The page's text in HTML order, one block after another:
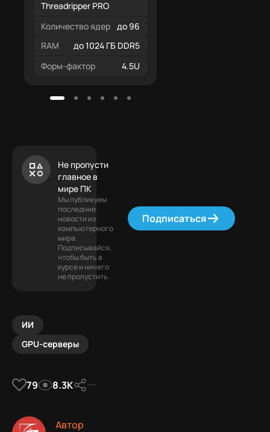
Threadripper PRO
Количество ядер
до 96
RAM
до 1024 ГБ DDR5
Форм-фактор
4.5U
Не пропусти
главное в
мире ПК
Мы публикуем
последние
новости из
компьютерного
мира.
Подписывайся,
чтобы быть в
курсе и ничего
не пропустить.
Подписаться
ИИ
GPU-серверы
79 8.3К
Автор